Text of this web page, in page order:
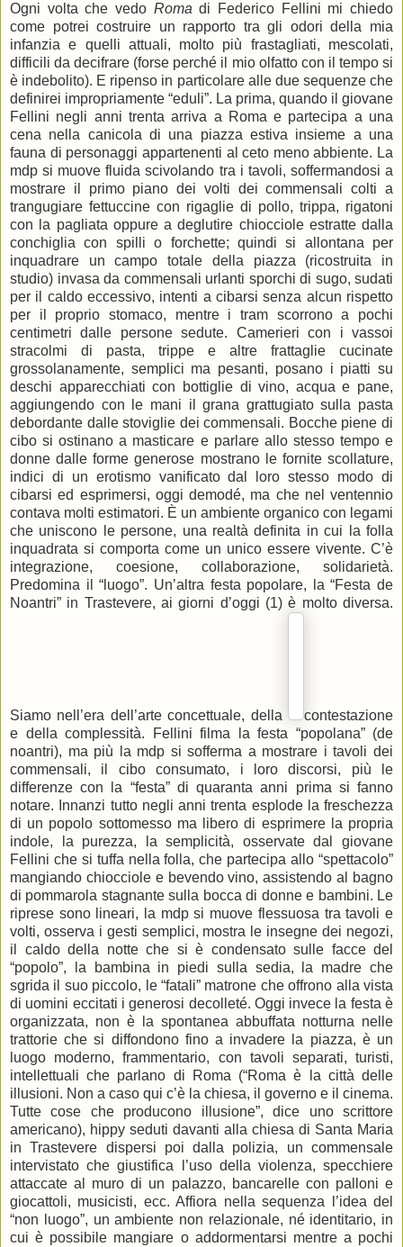
Ogni volta che vedo Roma di Federico Fellini mi chiedo
come potrei costruire un rapporto tra gli odori della mia
infanzia e quelli attuali, molto più frastagliati, mescolati,
difficili da decifrare (forse perché il mio olfatto con il tempo si
è indebolito). E ripenso in particolare alle due sequenze che
definirei impropriamente “eduli”. La prima, quando il giovane
Fellini negli anni trenta arriva a Roma e partecipa a una
cena nella canicola di una piazza estiva insieme a una
fauna di personaggi appartenenti al ceto meno abbiente. La
mdp si muove fluida scivolando tra i tavoli, soffermandosi a
mostrare il primo piano dei volti dei commensali colti a
trangugiare fettuccine con rigaglie di pollo, trippa, rigatoni
con la pagliata oppure a deglutire chiocciole estratte dalla
conchiglia con spilli o forchette; quindi si allontana per
inquadrare un campo totale della piazza (ricostruita in
studio) invasa da commensali urlanti sporchi di sugo, sudati
per il caldo eccessivo, intenti a cibarsi senza alcun rispetto
per il proprio stomaco, mentre i tram scorrono a pochi
centimetri dalle persone sedute. Camerieri con i vassoi
stracolmi di pasta, trippe e altre frattaglie cucinate
grossolanamente, semplici ma pesanti, posano i piatti su
deschi apparecchiati con bottiglie di vino, acqua e pane,
aggiungendo con le mani il grana grattugiato sulla pasta
debordante dalle stoviglie dei commensali. Bocche piene di
cibo si ostinano a masticare e parlare allo stesso tempo e
donne dalle forme generose mostrano le fornite scollature,
indici di un erotismo vanificato dal loro stesso modo di
cibarsi ed esprimersi, oggi demodé, ma che nel ventennio
contava molti estimatori. È un ambiente organico con legami
che uniscono le persone, una realtà definita in cui la folla
inquadrata si comporta come un unico essere vivente. C’è
integrazione, coesione, collaborazione, solidarietà.
Predomina il “luogo”. Un’altra festa popolare, la “Festa de
Noantri” in Trastevere, ai giorni d’oggi (1) è molto diversa.
Siamo nell’era dell’arte concettuale, della
contestazione
e della complessità. Fellini filma la festa “popolana” (de
noantri), ma più la mdp si sofferma a mostrare i tavoli dei
commensali, il cibo consumato, i loro discorsi, più le
differenze con la “festa” di quaranta anni prima si fanno
notare. Innanzi tutto negli anni trenta esplode la freschezza
di un popolo sottomesso ma libero di esprimere la propria
indole, la purezza, la semplicità, osservate dal giovane
Fellini che si tuffa nella folla, che partecipa allo “spettacolo”
mangiando chiocciole e bevendo vino, assistendo al bagno
di pommarola stagnante sulla bocca di donne e bambini. Le
riprese sono lineari, la mdp si muove flessuosa tra tavoli e
volti, osserva i gesti semplici, mostra le insegne dei negozi,
il caldo della notte che si è condensato sulle facce del
“popolo”, la bambina in piedi sulla sedia, la madre che
sgrida il suo piccolo, le “fatali” matrone che offrono alla vista
di uomini eccitati i generosi decolleté. Oggi invece la festa è
organizzata, non è la spontanea abbuffata notturna nelle
trattorie che si diffondono fino a invadere la piazza, è un
luogo moderno, frammentario, con tavoli separati, turisti,
intellettuali che parlano di Roma (“Roma è la città delle
illusioni. Non a caso qui c’è la chiesa, il governo e il cinema.
Tutte cose che producono illusione”, dice uno scrittore
americano), hippy seduti davanti alla chiesa di Santa Maria
in Trastevere dispersi poi dalla polizia, un commensale
intervistato che giustifica l’uso della violenza, specchiere
attaccate al muro di un palazzo, bancarelle con palloni e
giocattoli, musicisti, ecc. Affiora nella sequenza l’idea del
“non luogo”, un ambiente non relazionale, né identitario, in
cui è possibile mangiare o addormentarsi mentre a pochi